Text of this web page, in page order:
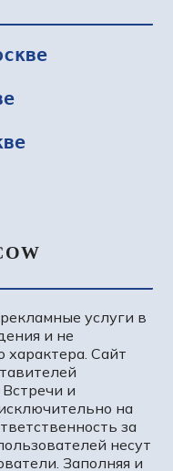
услуги в
и не
характера. Сайт
и
на
за
несут
Заполняя и